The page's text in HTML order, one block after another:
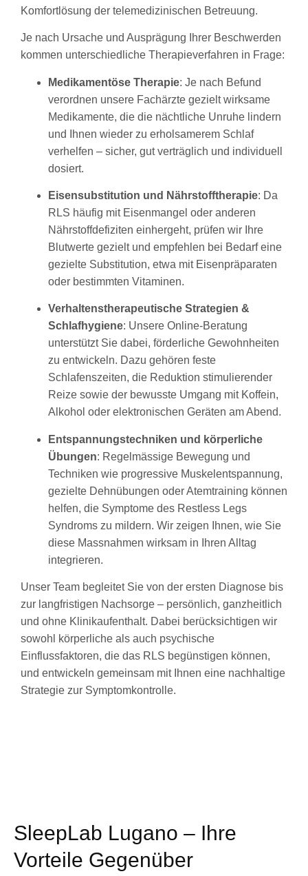
Komfortlösung der telemedizinischen Betreuung.
Je nach Ursache und Ausprägung Ihrer Beschwerden
kommen unterschiedliche Therapieverfahren in Frage:
Medikamentöse Therapie: Je nach Befund
verordnen unsere Fachärzte gezielt wirksame
Medikamente, die die nächtliche Unruhe lindern
und Ihnen wieder zu erholsamerem Schlaf
verhelfen – sicher, gut verträglich und individuell
dosiert.
Eisensubstitution und Nährstofftherapie: Da
RLS häufig mit Eisenmangel oder anderen
Nährstoffdefiziten einhergeht, prüfen wir Ihre
Blutwerte gezielt und empfehlen bei Bedarf eine
gezielte Substitution, etwa mit Eisenpräparaten
oder bestimmten Vitaminen.
Verhaltenstherapeutische Strategien &
Schlafhygiene: Unsere Online-Beratung
unterstützt Sie dabei, förderliche Gewohnheiten
zu entwickeln. Dazu gehören feste
Schlafenszeiten, die Reduktion stimulierender
Reize sowie der bewusste Umgang mit Koffein,
Alkohol oder elektronischen Geräten am Abend.
Entspannungstechniken und körperliche
Übungen: Regelmässige Bewegung und
Techniken wie progressive Muskelentspannung,
gezielte Dehnübungen oder Atemtraining können
helfen, die Symptome des Restless Legs
Syndroms zu mildern. Wir zeigen Ihnen, wie Sie
diese Massnahmen wirksam in Ihren Alltag
integrieren.
Unser Team begleitet Sie von der ersten Diagnose bis
zur langfristigen Nachsorge – persönlich, ganzheitlich
und ohne Klinikaufenthalt. Dabei berücksichtigen wir
sowohl körperliche als auch psychische
Einflussfaktoren, die das RLS begünstigen können,
und entwickeln gemeinsam mit Ihnen eine nachhaltige
Strategie zur Symptomkontrolle.
SleepLab Lugano – Ihre
Vorteile Gegenüber